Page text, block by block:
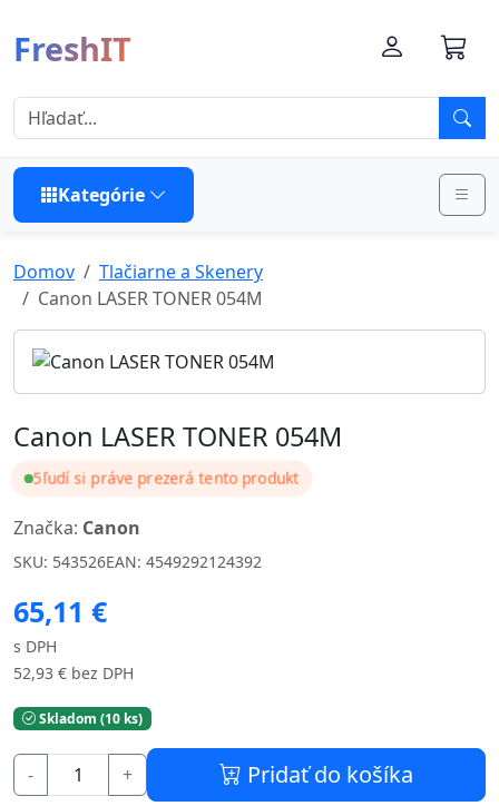
FreshIT
Kategórie
Domov
Tlačiarne a Skenery
Canon LASER TONER 054M
Canon LASER TONER 054M
5ľudí si práve prezerá tento produkt
Značka: Canon
SKU: 543526EAN: 4549292124392
65,11 €
s DPH
52,93 € bez DPH
Skladom (10 ks)
- + Pridať do košíka